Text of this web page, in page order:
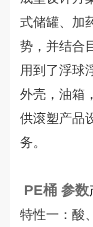
式储罐、加
势，并结合
用到了浮球
外壳，油箱
供滚塑产品
务。
PE桶 参数
特性一：酸